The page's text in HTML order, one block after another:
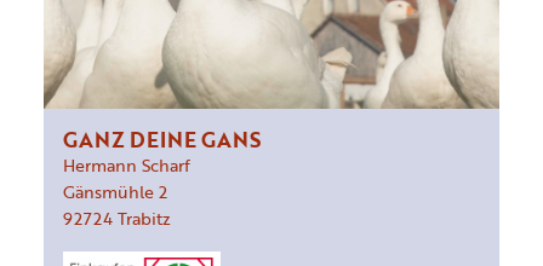
GANZ DEINE GANS
Hermann Scharf
Gänsmühle2
92724Trabitz